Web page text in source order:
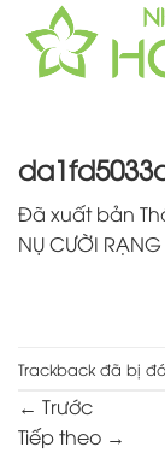
Chuyển
đến
Đã xuất bản
NỤ CƯỜI
Trackback đã bị
← Trước
Tiếp theo →